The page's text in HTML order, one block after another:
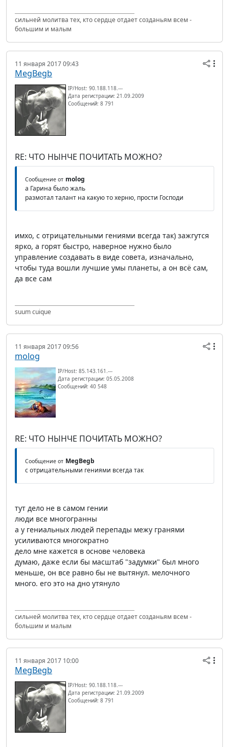
сильней молитва тех, кто сердце отдает созданьям всем -
большим и малым
11 января 2017 09:43
MegBegb
IP/Host: 90.188.118.---
Дата регистрации: 21.09.2009
Сообщений: 8 791
RE: ЧТО НЫНЧЕ ПОЧИТАТЬ МОЖНО?
Сообщение от molog
а Гарина было жаль
размотал талант на какую то херню, прости Господи
имхо, с отрицательными гениями всегда так) зажгутся
ярко, а горят быстро, наверное нужно было
управление создавать в виде совета, изначально,
чтобы туда вошли лучшие умы планеты, а он всё сам,
да все сам
suum cuique
11 января 2017 09:56
molog
IP/Host: 85.143.161.---
Дата регистрации: 05.05.2008
Сообщений: 40 548
RE: ЧТО НЫНЧЕ ПОЧИТАТЬ МОЖНО?
Сообщение от MegBegb
с отрицательными гениями всегда так
тут дело не в самом гении
люди все многогранны
а у гениальных людей перепады межу гранями
усиливаются многократно
дело мне кажется в основе человека
думаю, даже если бы масштаб "задумки" был много
меньше, он все равно бы не вытянул. мелочного
много. его это на дно утянуло
сильней молитва тех, кто сердце отдает созданьям всем -
большим и малым
11 января 2017 10:00
MegBegb
IP/Host: 90.188.118.---
Дата регистрации: 21.09.2009
Сообщений: 8 791